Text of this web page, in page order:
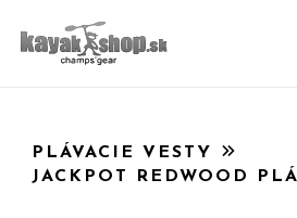
PLÁVACIE VESTY
JACKPOT REDWOOD